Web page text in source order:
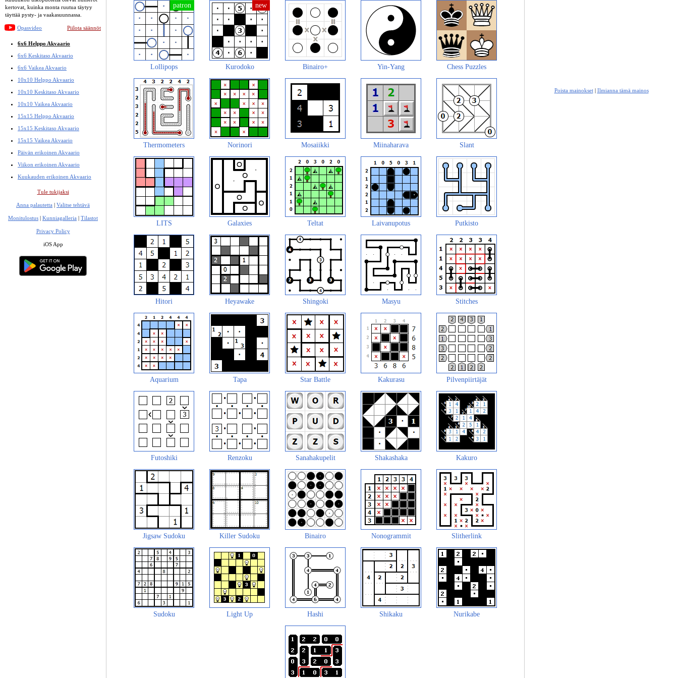
kertovat, kuinka monta ruutua täytyy
täyttää pysty- ja vaakasuunnassa.
Opasvideo Piilota säännöt
6x6 Helppo Akvaario
6x6 Keskitaso Akvaario
6x6 Vaikea Akvaario
10x10 Helppo Akvaario
10x10 Keskitaso Akvaario
10x10 Vaikea Akvaario
15x15 Helppo Akvaario
15x15 Keskitaso Akvaario
15x15 Vaikea Akvaario
Päivän erikoinen Akvaario
Viikon erikoinen Akvaario
Kuukauden erikoinen Akvaario
Tule tukijaksi
Anna palautetta | Valitse tehtävä
Monitulostus | Kunniagalleria | Tilastot
Privacy Policy
iOS App
Lollipops Kurodoko Binairo+ Yin-Yang Chess Puzzles
Thermometers Norinori Mosaiikki Miinaharava Slant
LITS Galaxies Teltat Laivanupotus Putkisto
Hitori Heyawake Shingoki Masyu Stitches
Aquarium Tapa Star Battle Kakurasu Pilvenpiirtäjät
Futoshiki Renzoku Sanahakupelit Shakashaka Kakuro
Jigsaw Sudoku Killer Sudoku Binairo Nonogrammit Slitherlink
Sudoku Light Up Hashi Shikaku Nurikabe
Poista mainokset| Ilmianna tämä mainos